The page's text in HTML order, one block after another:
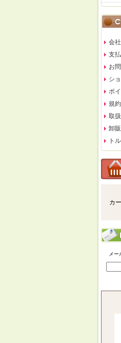
会
支
お
シ
ポ
規
取
卸
ト
カ
メー